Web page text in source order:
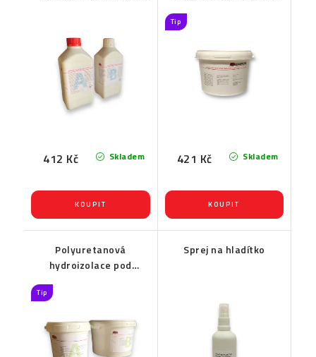
Skladem
412 Kč
marmolitů do interiéru a
Tip
Skladem
421 Kč
Polyuretanová
hydroizolace pod
marmolit Water Izol
Tip
Sprej na hladítko